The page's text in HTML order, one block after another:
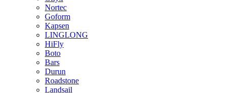
Nortec
Goform
Kapsen
LINGLONG
HiFly
Boto
Bars
Durun
Roadstone
Landsail